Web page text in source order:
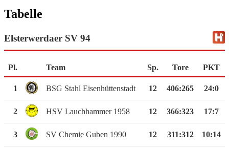
Tabelle
Elsterwerdaer SV 94
Pl. Team Sp. Tore PKT
1 BSG Stahl Eisenhüttenstadt 12 406:265 24:0
2 HSV Lauchhammer 1958 12 366:323 17:7
3 SV Chemie Guben 1990 12 311:312 10:14